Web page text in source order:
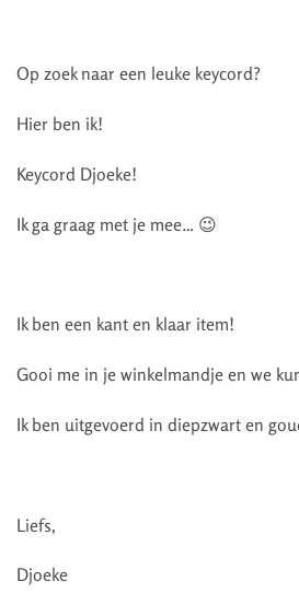
Op zoek naar een leuke keycord?
Hier ben ik!
Keycord Djoeke!
Ik ga graag met je mee… 😉
Ik ben een kant en klaar item!
Gooi me in je winkelmandje en we
Ik ben uitgevoerd in diepzwart en
Liefs,
Djoeke